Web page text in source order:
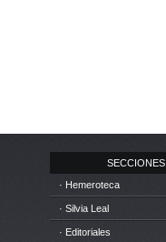
SECCIONES
· Hemeroteca
· Silvia Leal
· Editoriales